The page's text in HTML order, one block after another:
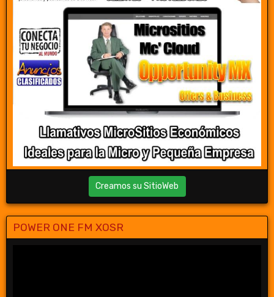
Creamos su SitioWeb
POWER ONE FM XOSR